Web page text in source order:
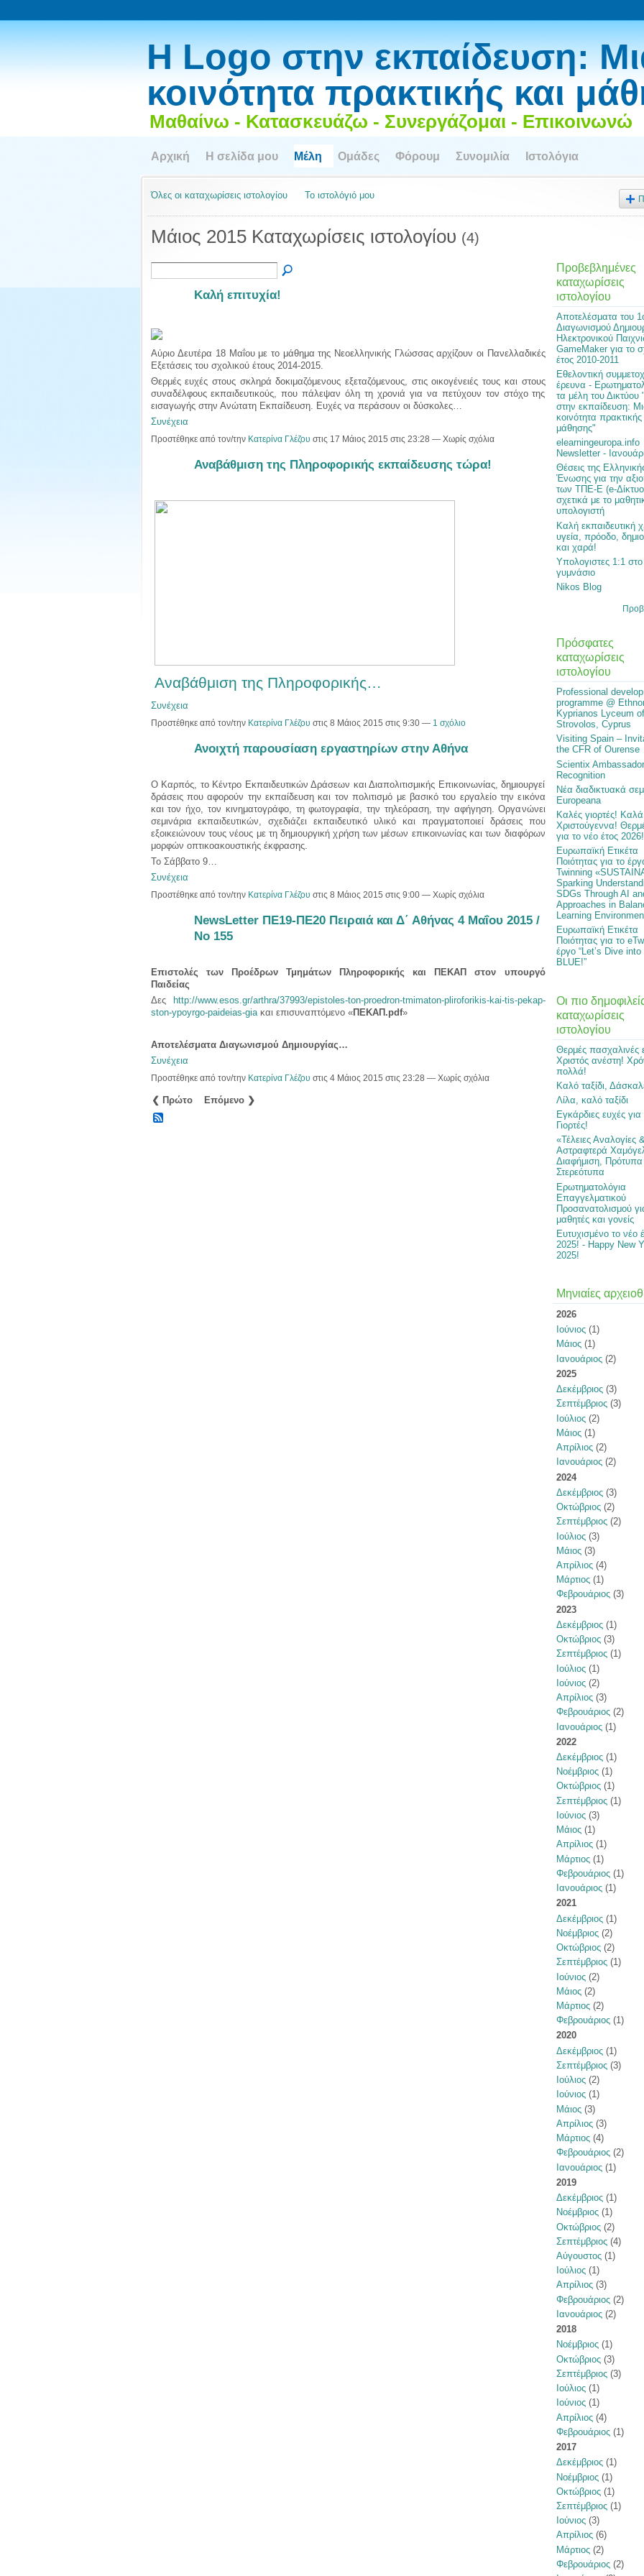
Η Logo στην εκπαίδευση:
κοινότητα πρακτικής και
Μαθαίνω - Κατασκευάζω - Συνεργάζομαι - Επικοινωνώ
Αρχική Η σελίδα μου Μέλη Ομάδες Φόρουμ Συνομιλία Ιστολόγια
Όλες οι καταχωρίσεις ιστολογίου Το ιστολόγιό μου
Μάιος 2015 Καταχωρίσεις ιστολογίου (4)
Καλή επιτυχία!
Αύριο Δευτέρα 18 Μαΐου με το μάθημα της Νεοελληνικής Γλώσσας αρχίζουν οι Πανελλαδικές
Εξετάσεις του σχολικού έτους 2014-2015.
Θερμές ευχές στους σκληρά δοκιμαζόμενους εξεταζόμενους, στις οικογένειές τους και στους
συναδέλφους εκπαιδευτικούς, που πάλεψαν όλη τη χρονιά για να πετύχουν τον στόχο της
εισαγωγής στην Ανώτατη Εκπαίδευση. Ευχές να περάσουν οι δύσκολες…
Συνέχεια
Προστέθηκε από τον/την Κατερίνα Γλέζου στις 17 Μάιος 2015 στις 23:28 — Χωρίς σχόλια
Αναβάθμιση της Πληροφορικής εκπαίδευσης τώρα!
Αναβάθμιση της Πληροφορικής…
Συνέχεια
Προστέθηκε από τον/την Κατερίνα Γλέζου στις 8 Μάιος 2015 στις 9:30 — 1 σχόλιο
Ανοιχτή παρουσίαση εργαστηρίων στην Αθήνα
Ο Καρπός, το Κέντρο Εκπαιδευτικών Δράσεων και Διαπολιτισμικής Επικοινωνίας, δημιουργεί
δράσεις που αφορούν την εκπαίδευση και τον πολιτισμό με βασικό του εργαλείο την εικόνα
και τον ήχο, τον κινηματογράφο, τη φωτογραφία, την τηλεόραση, την αφήγηση. Οργανώνει
σεμινάρια εκπαιδευτικών, σχεδιάζει εκπαιδευτικό υλικό και πραγματοποιεί δράσεις που
εξοικειώνουν τους νέους με τη δημιουργική χρήση των μέσων επικοινωνίας και των διαφόρων
μορφών οπτικοακουστικής έκφρασης.
Το Σάββατο 9…
Συνέχεια
Προστέθηκε από τον/την Κατερίνα Γλέζου στις 8 Μάιος 2015 στις 9:00 — Χωρίς σχόλια
NewsLetter ΠΕ19-ΠΕ20 Πειραιά και Δ΄ Αθήνας 4 Μαΐου 2015 /
No 155
Επιστολές των Προέδρων Τμημάτων Πληροφορικής και ΠΕΚΑΠ στον υπουργό
Παιδείας
Δες
http://www.esos.gr/arthra/37993/epistoles-ton-proedron-tmimaton-pliroforikis-kai-tis-pekap-
ston-ypoyrgo-paideias-giaκαι επισυναπτόμενο «ΠΕΚΑΠ.pdf»
Αποτελέσματα Διαγωνισμού Δημιουργίας…
Συνέχεια
Προστέθηκε από τον/την Κατερίνα Γλέζου στις 4 Μάιος 2015 στις 23:28 — Χωρίς σχόλια
❮ Πρώτο Επόμενο ❯
Προβεβλημένες
καταχωρίσεις
ιστολογίου
Αποτελέσματα του
Διαγωνισμού
Ηλεκτρονικού
GameMaker για το
έτος 2010-2011
Εθελοντική
έρευνα -
τα μέλη του
στην εκπαίδευση:
κοινότητα πρακτικής
μάθησης"
elearningeuropa.info
Newsletter -
Θέσεις της
Ένωσης για την
των ΤΠΕ-Ε (e-
σχετικά με το
υπολογιστή
Καλή εκπαιδευτική
υγεία, πρόοδο,
και χαρά!
Υπολογιστες 1:1 στο
γυμνάσιο
Nikos Blog
Πρόσφατες
καταχωρίσεις
ιστολογίου
Professional
programme @
Kyprianos Lyceum of
Strovolos, Cyprus
Visiting Spain –
the CFR of Ourense
Scientix Ambassador
Recognition
Νέα διαδικτυακά
Europeana
Καλές γιορτές! Καλά
Χριστούγεννα!
για το νέο έτος 2026!
Ευρωπαϊκή Ετικέτα
Ποιότητας για το
Twinning
Sparking
SDGs Through AI
Approaches in
Learning
Ευρωπαϊκή Ετικέτα
Ποιότητας για το
έργο “Let’s Dive into
BLUE!”
Οι πιο
καταχωρίσεις
ιστολογίου
Θερμές πασχαλινές
Χριστός ανέστη!
πολλά!
Καλό ταξίδι,
Λίλα, καλό ταξίδι
Εγκάρδιες ευχές
Γιορτές!
«Τέλειες Αναλογίες
Αστραφτερά
Διαφήμιση,
Στερεότυπα
Ερωτηματολόγια
Επαγγελματικού
Προσανατολισμού
μαθητές και γονείς
Ευτυχισμένο το νέο
2025! - Happy New
2025!
Μηνιαίες
2026
Ιούνιος(1)
Μάιος(1)
Ιανουάριος(2)
2025
Δεκέμβριος(3)
Σεπτέμβριος(3)
Ιούλιος(2)
Μάιος(1)
Απρίλιος(2)
Ιανουάριος(2)
2024
Δεκέμβριος(3)
Οκτώβριος(2)
Σεπτέμβριος(2)
Ιούλιος(3)
Μάιος(3)
Απρίλιος(4)
Μάρτιος(1)
Φεβρουάριος(3)
2023
Δεκέμβριος(1)
Οκτώβριος(3)
Σεπτέμβριος(1)
Ιούλιος(1)
Ιούνιος(2)
Απρίλιος(3)
Φεβρουάριος(2)
Ιανουάριος(1)
2022
Δεκέμβριος(1)
Νοέμβριος(1)
Οκτώβριος(1)
Σεπτέμβριος(1)
Ιούνιος(3)
Μάιος(1)
Απρίλιος(1)
Μάρτιος(1)
Φεβρουάριος(1)
Ιανουάριος(1)
2021
Δεκέμβριος(1)
Νοέμβριος(2)
Οκτώβριος(2)
Σεπτέμβριος(1)
Ιούνιος(2)
Μάιος(2)
Μάρτιος(2)
Φεβρουάριος(1)
2020
Δεκέμβριος(1)
Σεπτέμβριος(3)
Ιούλιος(2)
Ιούνιος(1)
Μάιος(3)
Απρίλιος(3)
Μάρτιος(4)
Φεβρουάριος(2)
Ιανουάριος(1)
2019
Δεκέμβριος(1)
Νοέμβριος(1)
Οκτώβριος(2)
Σεπτέμβριος(4)
Αύγουστος(1)
Ιούλιος(1)
Απρίλιος(3)
Φεβρουάριος(2)
Ιανουάριος(2)
2018
Νοέμβριος(1)
Οκτώβριος(3)
Σεπτέμβριος(3)
Ιούλιος(1)
Ιούνιος(1)
Απρίλιος(4)
Φεβρουάριος(1)
2017
Δεκέμβριος(1)
Νοέμβριος(1)
Οκτώβριος(1)
Σεπτέμβριος(1)
Ιούνιος(3)
Απρίλιος(6)
Μάρτιος(2)
Φεβρουάριος(2)